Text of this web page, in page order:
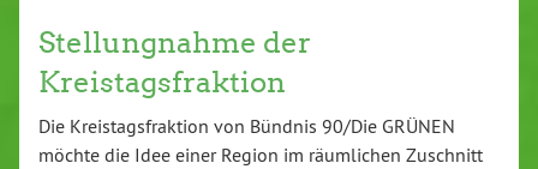
Stellungnahme der
Kreistagsfraktion
Die Kreistagsfraktion von Bündnis 90/Die GRÜNEN
möchte die Idee einer Region im räumlichen Zuschnitt